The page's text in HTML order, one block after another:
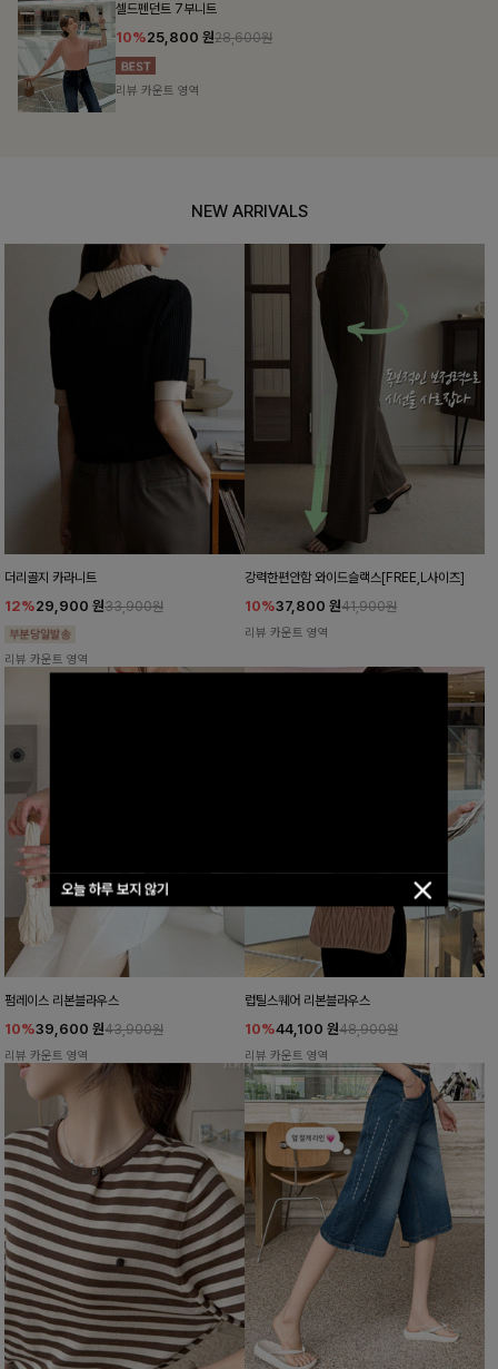
오늘 하루 보지 않기
셀드펜던트 7부니트
10%25,800 원28,600원
리뷰 카운트 영역
NEW ARRIVALS
더리골지 카라니트
12%29,900 원33,900원
리뷰 카운트 영역
강력한편안함 와이드슬랙스[FREE,L사이즈]
10%37,800 원41,900원
리뷰 카운트 영역
펌레이스 리본블라우스
10%39,600 원43,900원
리뷰 카운트 영역
럽틸스퀘어 리본블라우스
10%44,100 원48,900원
리뷰 카운트 영역